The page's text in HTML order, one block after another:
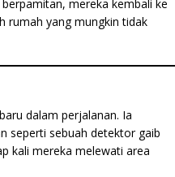
mereka kembali ke
rumah yang mungkin tidak
dalam perjalanan. Ia
seperti sebuah detektor gaib
kali mereka melewati area